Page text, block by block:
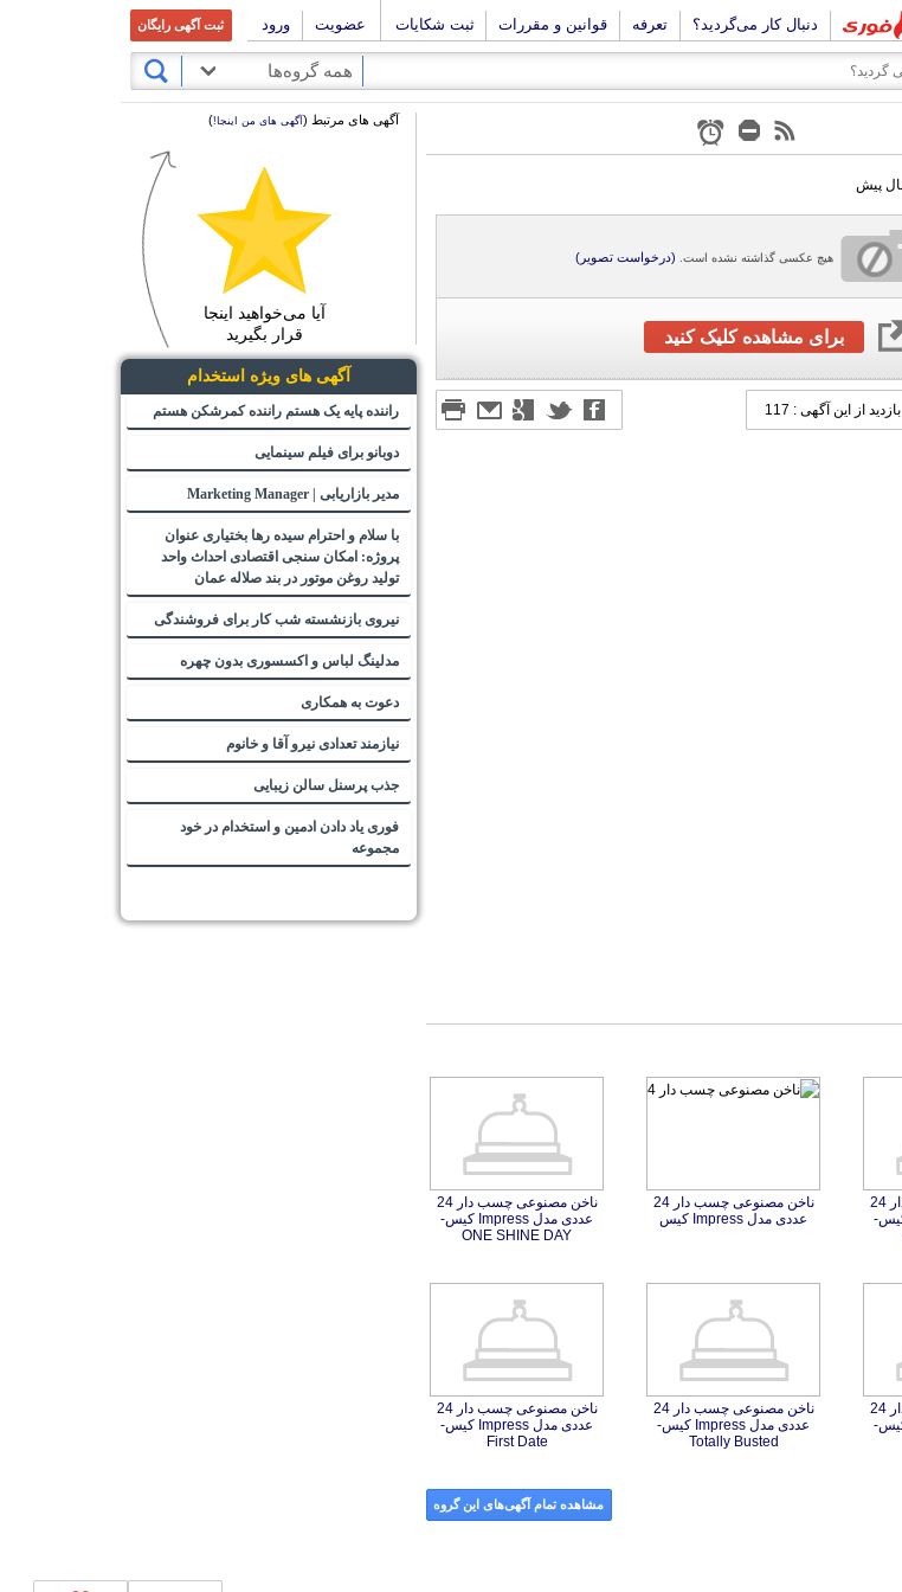
دنبال کار می‌گردید؟ تعرفه قوانین و مقررات ثبت شکایات عضویت ورود ثبت آگهی رایگان
همه گروه‌ها
هیچ عکسی گذاشته نشده است. (درخواست تصویر)
برای مشاهده کلیک کنید
بازدید از این آگهی : 117
ناخن مصنوعی چسب دار 24
عددی مدل Impress کیس-
ناخن مصنوعی چسب دار 24
عددی مدل Impress کیس
ناخن مصنوعی چسب دار 24
عددی مدل Impress کیس-
ONE SHINE DAY
ناخن مصنوعی چسب دار 24
عددی مدل Impress کیس-
ناخن مصنوعی چسب دار 24
عددی مدل Impress کیس-
Totally Busted
ناخن مصنوعی چسب دار 24
عددی مدل Impress کیس-
First Date
مشاهده تمام آگهی‌های این گروه
آگهی های مرتبط (آگهی های من اینجا!)
آیا می‌خواهید اینجا
قرار بگیرید
آگهی های ویژه استخدام
راننده پایه یک هستم راننده کمرشکن هستم
دوبانو برای فیلم سینمایی
مدیر بازاریابی | Marketing Manager
با سلام و احترام سیده رها بختیاری عنوان
پروژه: امکان سنجی اقتصادی احداث واحد
تولید روغن موتور در بند صلاله عمان
نیروی بازنشسته شب کار برای فروشندگی
مدلینگ لباس و اکسسوری بدون چهره
دعوت به همکاری
نیازمند تعدادی نیرو آقا و خانوم
جذب پرسنل سالن زیبایی
فوری یاد دادن ادمین و استخدام در خود
مجموعه